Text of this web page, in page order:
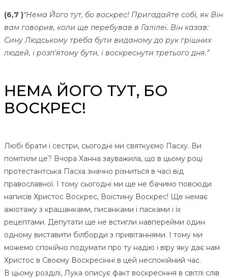
(6,7 )“Нема Його тут, бо воскрес! Пригадайте собі, як Він
вам говорив, коли ще перебував в Галілеї. Він казав:
Сину Людському треба бути виданому до рук грішних
людей, і розп’ятому бути, і воскреснути третього дня.”
НЕМА ЙОГО ТУТ, БО
ВОСКРЕС!
Любі брати і сестри, сьогодні ми святкуємо Пасху. Ви
помітили це? Вчора Ханна зауважила, що в цьому році
протестантська Пасха значно різниться в часі від
православної. І тому сьогодні ми ще не бачимо повсюди
написів Христос Воскрес, Воістину Воскрес! Ще немає
ажіотажу з крашанками, писанками і пасками і їх
рецептами. Депутати ще не встигли навперейми один
одному виставити білборди з привітаннями. І тому ми
можемо спокійно подумати про ту надію і віру яку дає нам
Христос в Своєму Воскресінні в цей неспокійний час.
В цьому розділі, Лука описує факт воскресіння в світлі слів